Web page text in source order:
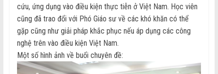
cứu, ứng dụng vào điều kiện thực tiễn ở Việt Nam. Học viên
cũng đã trao đổi với Phó Giáo sư về các khó khăn có thể
gặp cũng như giải pháp khắc phục nếu áp dụng các công
nghệ trên vào điều kiện Việt Nam.
Một số hình ảnh về buổi chuyên đề: